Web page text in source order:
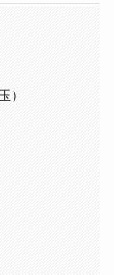
）